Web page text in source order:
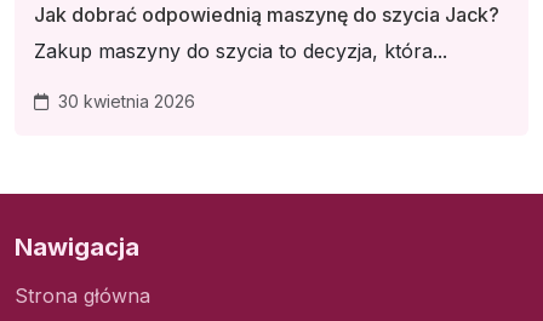
Jak dobrać odpowiednią maszynę do szycia Jack?
Zakup maszyny do szycia to decyzja, która...
30 kwietnia 2026
Nawigacja
Strona główna